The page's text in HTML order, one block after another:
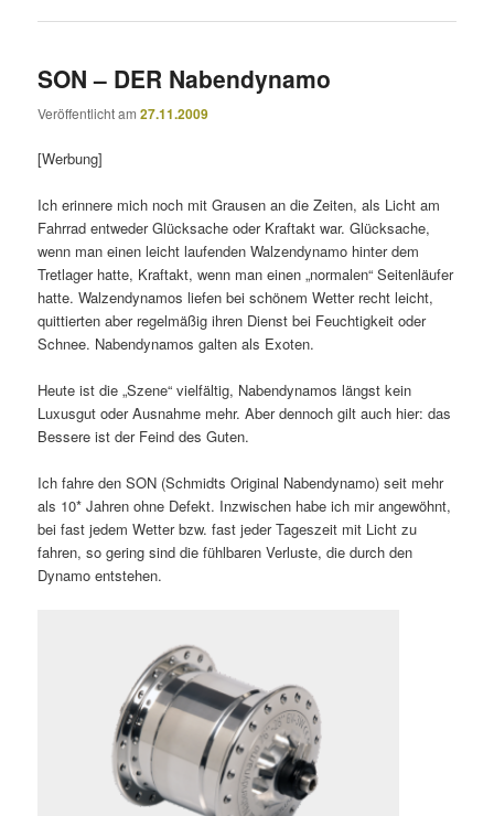
SON – DER Nabendynamo
Veröffentlicht am27.11.2009
[Werbung]
Ich erinnere mich noch mit Grausen an die Zeiten, als Licht am
Fahrrad entweder Glücksache oder Kraftakt war. Glücksache,
wenn man einen leicht laufenden Walzendynamo hinter dem
Tretlager hatte, Kraftakt, wenn man einen „normalen“ Seitenläufer
hatte. Walzendynamos liefen bei schönem Wetter recht leicht,
quittierten aber regelmäßig ihren Dienst bei Feuchtigkeit oder
Schnee. Nabendynamos galten als Exoten.
Heute ist die „Szene“ vielfältig, Nabendynamos längst kein
Luxusgut oder Ausnahme mehr. Aber dennoch gilt auch hier: das
Bessere ist der Feind des Guten.
Ich fahre den SON (Schmidts Original Nabendynamo) seit mehr
als 10* Jahren ohne Defekt. Inzwischen habe ich mir angewöhnt,
bei fast jedem Wetter bzw. fast jeder Tageszeit mit Licht zu
fahren, so gering sind die fühlbaren Verluste, die durch den
Dynamo entstehen.